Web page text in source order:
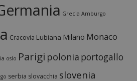
Grecia Amburgo
Cracovia Lubiana Milano Monaco
oslo Parigi polonia portogallo
serbia slovacchia slovenia